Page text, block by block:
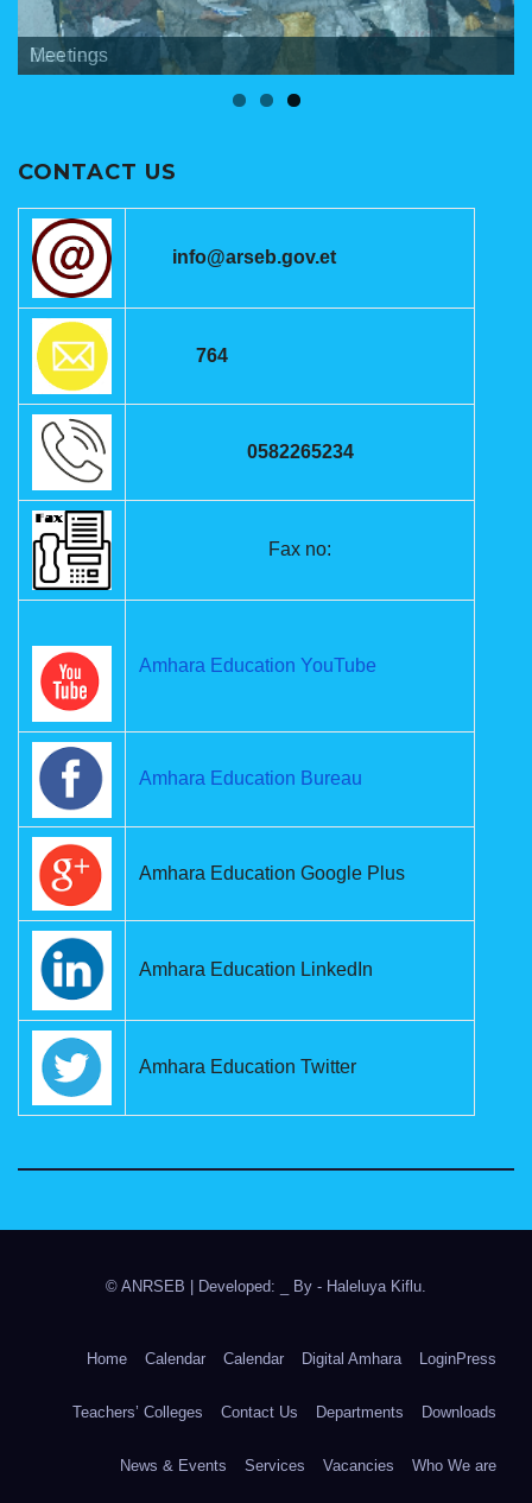
ANRSEB Photo Gallery
Banners
Meetings
CONTACT US
info@arseb.gov.et
764
0582265234
Fax no:
Amhara Education YouTube
Amhara Education Bureau
Amhara Education Google Plus
Amhara Education LinkedIn
Amhara Education Twitter
© ANRSEB Developed: _ By - Haleluya Kiflu.
Home Calendar Calendar Digital Amhara LoginPress
Teachers’ Colleges Contact Us Departments Downloads
News & Events Services Vacancies Who We are